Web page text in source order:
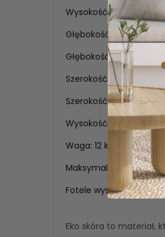
Wysokość do
Głębokość: 60 cm,
Głębokość siedziska: 41
Szerokość: 73 cm,
Szerokość siedziska: 42
Wysokość oparcia: 34
Waga: 12 kg,
Maksymalna waga
Fotele wysyłane są w
Eko skóra to materiał,